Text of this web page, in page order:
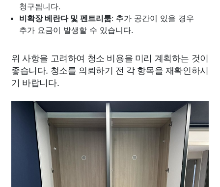
청구됩니다.
비확장 베란다 및 펜트리룸: 추가 공간이 있을 경우
추가 요금이 발생할 수 있습니다.
위 사항을 고려하여 청소 비용을 미리 계획하는 것이
좋습니다. 청소를 의뢰하기 전 각 항목을 재확인하시
기 바랍니다.